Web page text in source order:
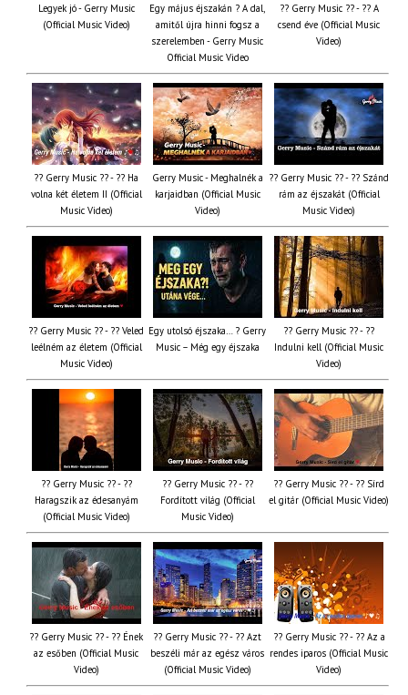
Legyek jó - Gerry Music
(Official Music Video)
Egy május éjszakán ? A dal,
amitől újra hinni fogsz a
szerelemben - Gerry Music
Official Music Video
?? Gerry Music ?? - ?? A
csend éve (Official Music
Video)
?? Gerry Music ?? - ?? Ha
volna két életem II (Official
Music Video)
Gerry Music - Meghalnék a
karjaidban (Official Music
Video)
?? Gerry Music ?? - ?? Szánd
rám az éjszakát (Official
Music Video)
?? Gerry Music ?? - ?? Veled
leélném az életem (Official
Music Video)
Egy utolsó éjszaka… ? Gerry
Music – Még egy éjszaka
?? Gerry Music ?? - ??
Indulni kell (Official Music
Video)
?? Gerry Music ?? - ??
Haragszik az édesanyám
(Official Music Video)
?? Gerry Music ?? - ??
Fordított világ (Official
Music Video)
?? Gerry Music ?? - ?? Sírd
el gitár (Official Music Video)
?? Gerry Music ?? - ?? Ének
az esőben (Official Music
Video)
?? Gerry Music ?? - ?? Azt
beszéli már az egész város
(Official Music Video)
?? Gerry Music ?? - ?? Az a
rendes iparos (Official Music
Video)